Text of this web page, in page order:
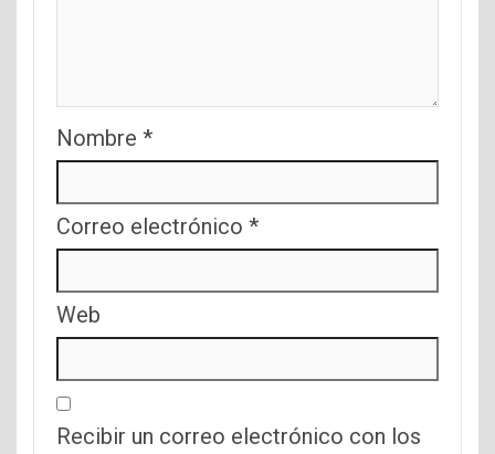
Nombre *
Correo electrónico *
Web
Recibir un correo electrónico con los